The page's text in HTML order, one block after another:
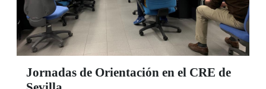
Jornadas de Orientación en el CRE de